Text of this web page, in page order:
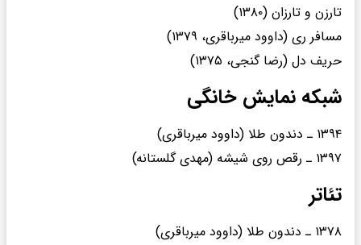
تارزن و تارزان (۱۳۸۰)
مسافر ری (داوود میرباقری، ۱۳۷۹)
حریف دل (رضا گنجی، ۱۳۷۵)
شبکه نمایش خانگی
۱۳۹۴ ـ دندون طلا (داوود میرباقری)
۱۳۹۷ ـ رقص روی شیشه (مهدی گلستانه)
تئاتر
۱۳۷۸ ـ دندون طلا (داوود میرباقری)